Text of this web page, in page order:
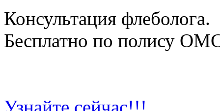
Консультация флеболога.
Бесплатно по полису